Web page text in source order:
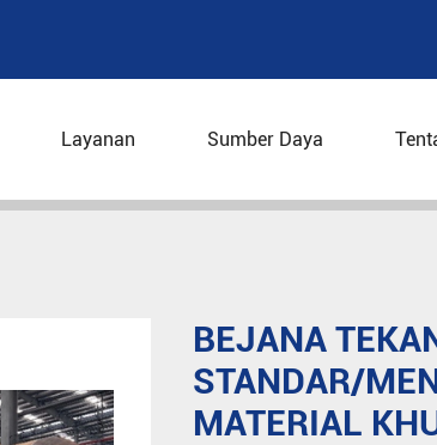
Layanan Sumber Daya
BEJANA
STANDAR/
MATERIAL